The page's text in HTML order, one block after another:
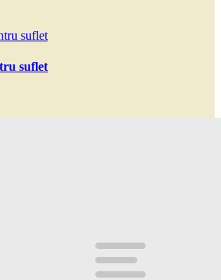
suflet